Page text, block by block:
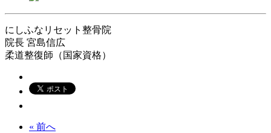
にしふなリセット整骨院
院長 宮島信広
柔道整復師（国家資格）
« 前へ